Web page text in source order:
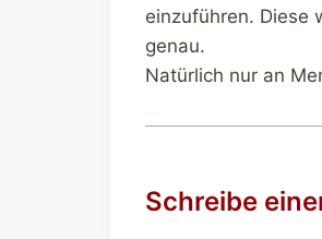
einzuführen. Diese
genau.
Natürlich nur an
Schreibe